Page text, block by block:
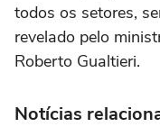
todos os setores,
revelado pelo
Roberto Gualtieri.
Notícias